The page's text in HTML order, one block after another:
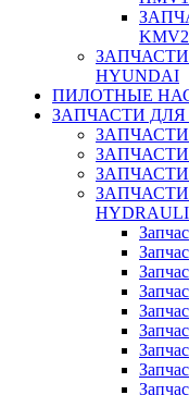
HYUNDAI
ПИЛОТНЫЕ
ЗАПЧАСТИ